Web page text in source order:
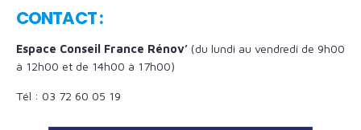
CONTACT :
Espace Conseil France Rénov’ (du lundi au vendredi de 9h00
à 12h00 et de 14h00 à 17h00)
Tél : 03 72 60 05 19